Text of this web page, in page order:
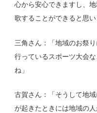
心から安心できますし、
歌することができると思い
三角さん：「地域のお祭
行っているスポーツ大会
ね」
古賀さん：「そうして地
が起きたときには地域の